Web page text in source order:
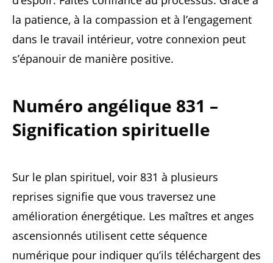
la patience, à la compassion et à l’engagement
dans le travail intérieur, votre connexion peut
s’épanouir de manière positive.
Numéro angélique 831 –
Signification spirituelle
Sur le plan spirituel, voir 831 à plusieurs
reprises signifie que vous traversez une
amélioration énergétique. Les maîtres et anges
ascensionnés utilisent cette séquence
numérique pour indiquer qu’ils téléchargent des